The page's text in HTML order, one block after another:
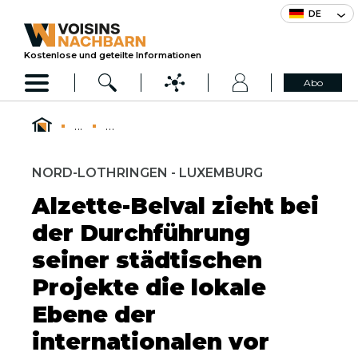
DE
Kostenlose und geteilte Informationen
Abo
... ...
NORD-LOTHRINGEN - LUXEMBURG
Alzette-Belval zieht bei
der Durchführung
seiner städtischen
Projekte die lokale
Ebene der
internationalen vor